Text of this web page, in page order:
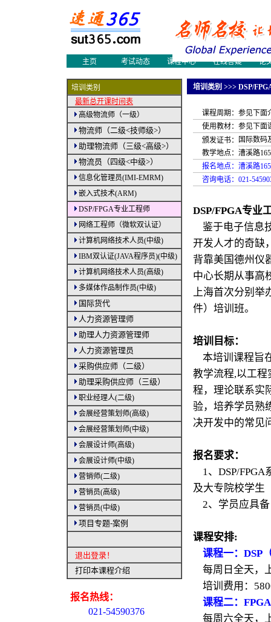
物流人才
职业
物流员培训
多媒体制作
国
采购认证培训
国际
主页
考试动态 课程中心 在线答疑 论
培训类别
最新总开课时间表
高级物流师（一级）
物流师（二级<技师级>）
助理物流师（三级<高级>）
物流员（四级<中级>）
信息化管理员(IMI-EMRM)
嵌入式技术(ARM)
DSP/FPGA专业工程师
网络工程师（微软双认证）
计算机网络技术人员(中级)
IBM双认证(JAVA程序员)(中级)
计算机网络技术人员(高级)
多媒体作品制作员(中级)
国际货代
人力资源管理师
助理人力资源管理师
人力资源管理员
采购供应师（二级）
助理采购供应师（三级）
职业经理人(二级)
会展经营策划师(高级)
会展经营策划师(中级)
会展设计师(高级)
会展设计师(中级)
营销师(二级)
营销员(高级)
营销员(中级)
项目专题-案例
退出登录！
打印本课程介绍
报名热线：
021-54590376
培训类别 >>> DSP/
课程周期： 参见下面
使用教材： 参见下面
颁发证书：
国际数码
教学地点： 漕溪路
报名地点： 漕溪路
咨询电话： 021-
DSP/FPGA专业
鉴于电子信息
开发人才的奇缺
背靠美国德州仪
中心长期从事高
上海首次分别举
件）培训班。
培训目标：
本培训课程旨
教学流程,以工
程，理论联系实
验，培养学员熟
决开发中的常见
报名要求：
1、DSP/FPGA
及大专院校学生
2、 学员应具
课程安排:
课程一：DSP
每周日全天，
培训费用：
课程二：
每周六全天，